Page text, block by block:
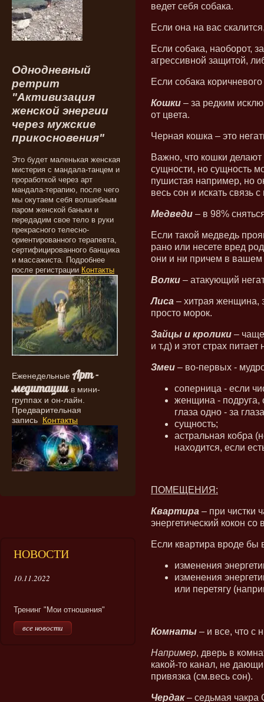
Однодневный
ретрит
"Активизация
женской энергии
через мужские
прикосновения"
Это будет маленькая женская
мистерия с мандала-танцем и
проработкой через арт
мандала-терапию, после чего
мы окутаем себя волшебным
паром женской баньки и
передадим свое тело в руки
прекрасного телесно-
ориентированного терапевта,
сертифицированного банщика
и массажиста. Подробнее
после регистрации Контакты
Еженедельные Арт -
медитациив мини-
группах и он-лайн.
Предварительная
запись Контакты
НОВОСТИ
10.11.2022
Тренинг "Мои отношения"
все новости
ведет себя собака.
Если она на вас
Если собака, наоборот,
агрессивной защитой,
Если собака
Кошки – за редким
от цвета.
Черная кошка – это
Важно, что кошки
сущности, но сущность
пушистая например, но
весь сон и искать связь
Медведи – в 98%
Если такой медведь
рано или несете вред
они и ни причем в вашем
Волки – атакующий
Лиса – хитрая женщина,
просто морок.
Зайцы и кролики – чаще
и т.д) и этот страх
Змеи – во-первых -
соперница - если
женщина - подруга,
глаза одно - за
сущность;
астральная кобра
находится, если
ПОМЕЩЕНИЯ:
Квартира – при чистки
энергетический кокон
Если квартира вроде бы
изменения
изменения
или перетягу
Комнаты – и все, что с
Например, дверь в
какой-то канал, не
привязка (см.весь сон).
Чердак– седьмая чакра